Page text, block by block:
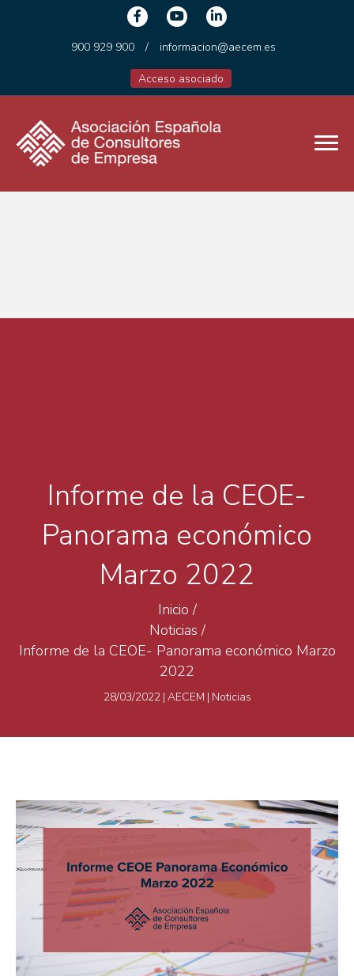
900 929 900 / informacion@aecem.es
Acceso asociado
Informe de la CEOE-
Panorama económico
Marzo 2022
Inicio /
Noticias /
Informe de la CEOE- Panorama económico Marzo
2022
28/03/2022 | AECEM | Noticias